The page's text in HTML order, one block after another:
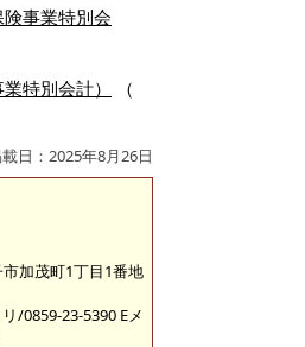
事業特別会
特別会計）
（
日：2025年8月26日
加茂町1丁目1番地
/0859-23-5390 Eメ